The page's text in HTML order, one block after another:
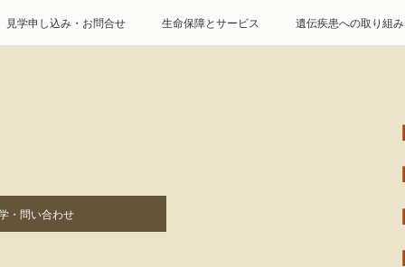
見学申し込み・お問合せ 生命保障とサービス 遺伝疾患への取り組み
・問い合わせ